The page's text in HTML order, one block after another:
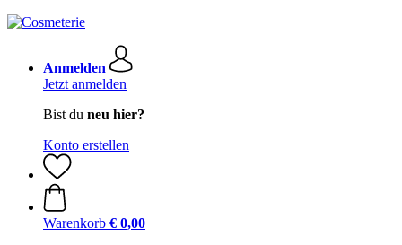
Anmelden
Jetzt anmelden
Bist du neu hier?
Konto erstellen
Warenkorb € 0,00